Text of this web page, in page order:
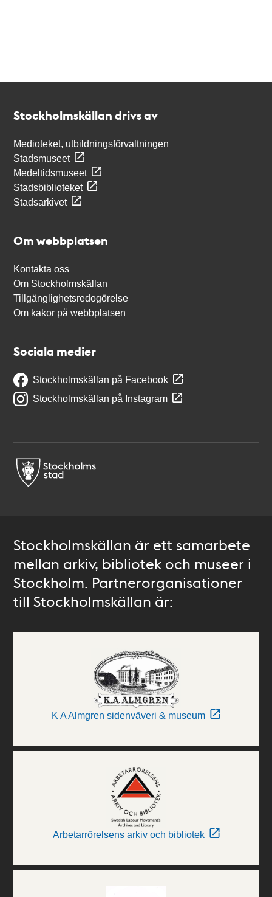
Stockholmskällan drivs av
Medioteket, utbildningsförvaltningen
Stadsmuseet
Medeltidsmuseet
Stadsbiblioteket
Stadsarkivet
Om webbplatsen
Kontakta oss
Om Stockholmskällan
Tillgänglighetsredogörelse
Om kakor på webbplatsen
Sociala medier
Stockholmskällan på Facebook
Stockholmskällan på Instagram
Stockholmskällan är ett samarbete
mellan arkiv, bibliotek och museer i
Stockholm. Partnerorganisationer
till Stockholmskällan är:
K A Almgren sidenväveri & museum
Arbetarrörelsens arkiv och bibliotek